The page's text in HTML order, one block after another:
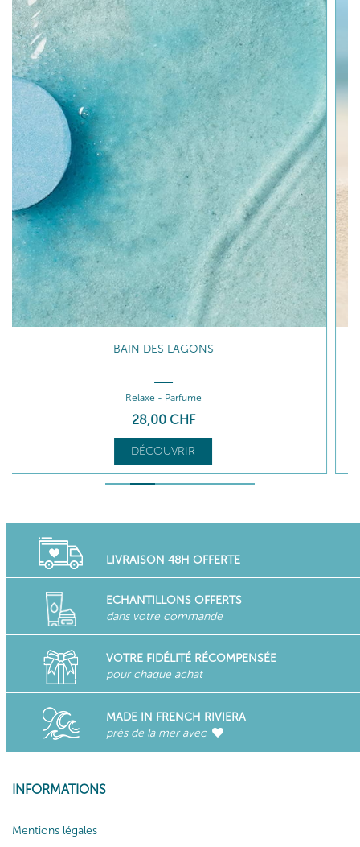
GOMMAGE AUX COQUES DE COCO
Exfolie - Lisse
DÉCOUVRIR
LIVRAISON 48H OFFERTE
ECHANTILLONS OFFERTS
dans votre commande
VOTRE FIDÉLITÉ RÉCOMPENSÉE
pour chaque achat
MADE IN FRENCH RIVIERA
près de la mer avec
INFORMATIONS
Mentions légales